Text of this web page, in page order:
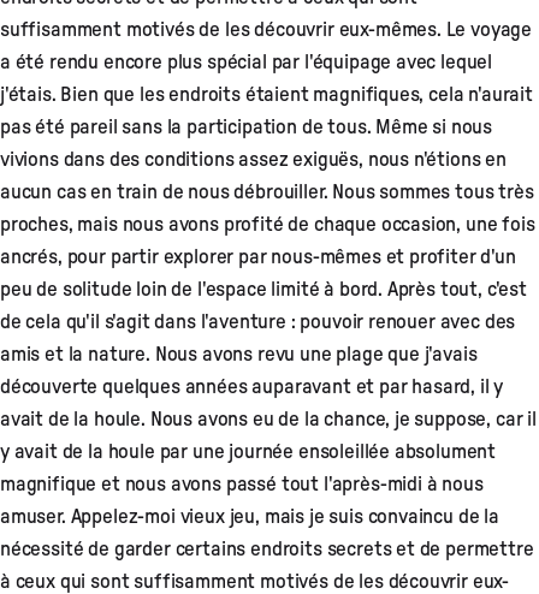
suffisamment motivés de les découvrir eux-mêmes. Le voyage
a été rendu encore plus spécial par l'équipage avec lequel
j'étais. Bien que les endroits étaient magnifiques, cela n'aurait
pas été pareil sans la participation de tous. Même si nous
vivions dans des conditions assez exiguës, nous n'étions en
aucun cas en train de nous débrouiller. Nous sommes tous très
proches, mais nous avons profité de chaque occasion, une fois
ancrés, pour partir explorer par nous-mêmes et profiter d'un
peu de solitude loin de l'espace limité à bord. Après tout, c'est
de cela qu'il s'agit dans l'aventure : pouvoir renouer avec des
amis et la nature. Nous avons revu une plage que j'avais
découverte quelques années auparavant et par hasard, il y
avait de la houle. Nous avons eu de la chance, je suppose, car il
y avait de la houle par une journée ensoleillée absolument
magnifique et nous avons passé tout l'après-midi à nous
amuser. Appelez-moi vieux jeu, mais je suis convaincu de la
nécessité de garder certains endroits secrets et de permettre
à ceux qui sont suffisamment motivés de les découvrir eux-